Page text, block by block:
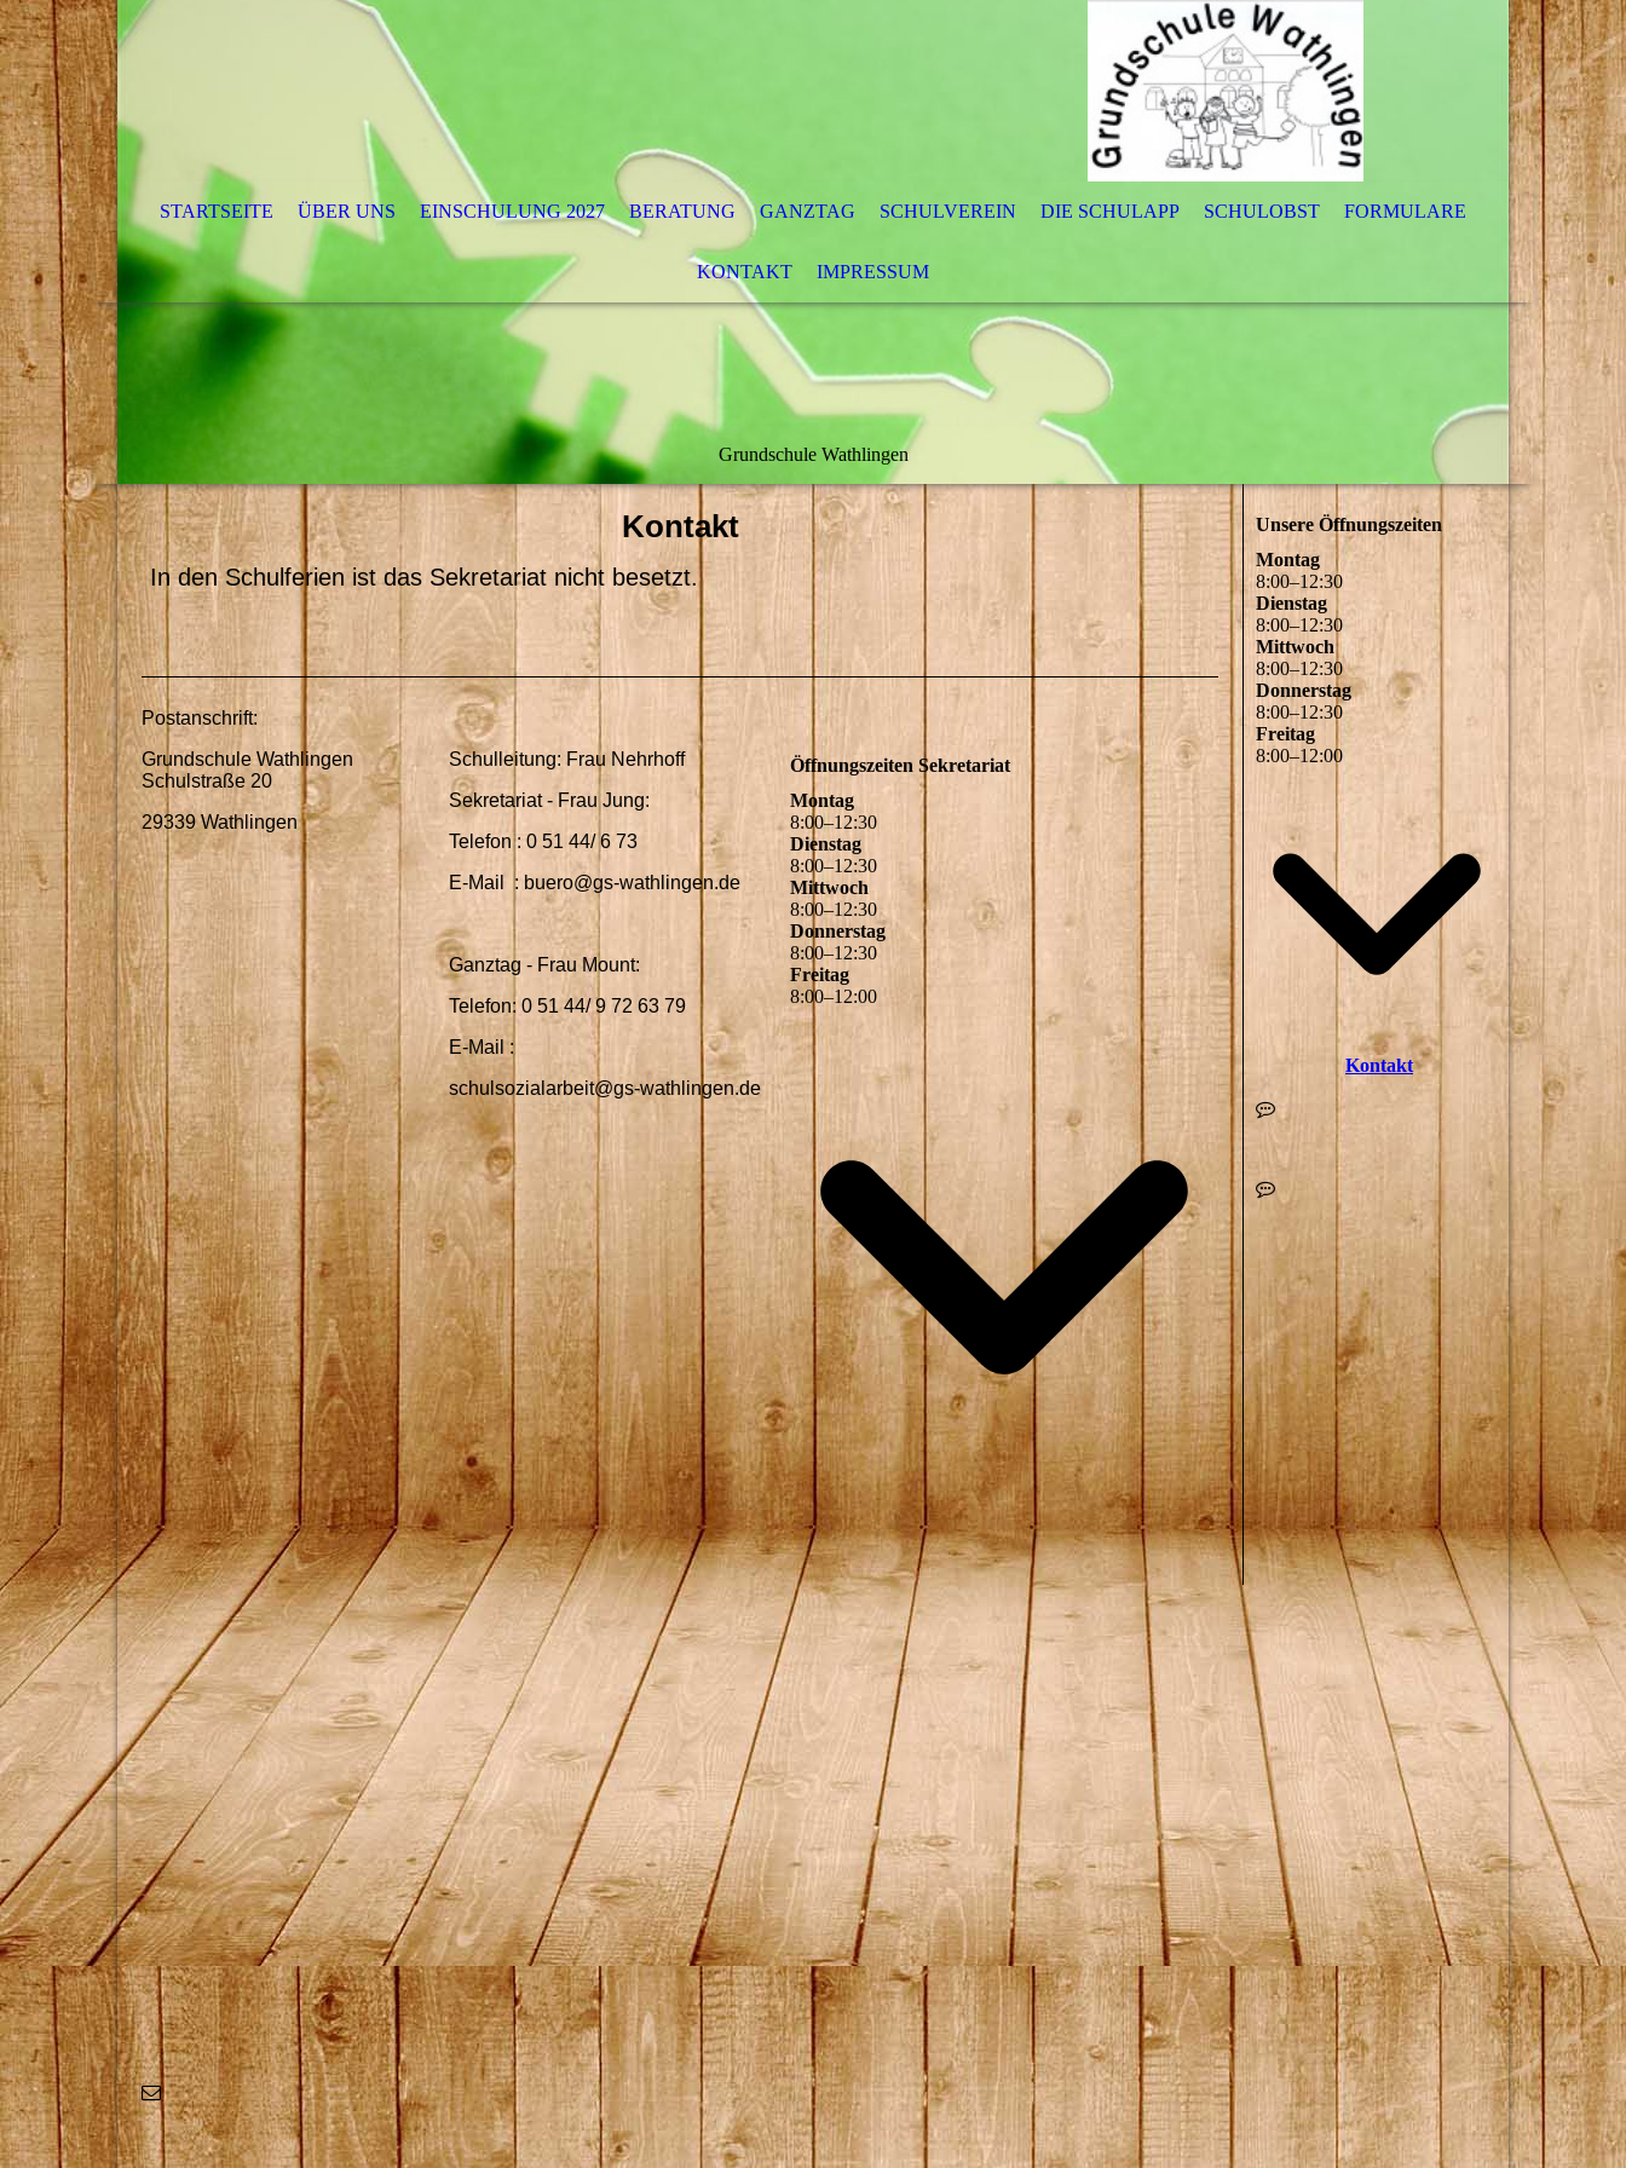
STARTSEITE ÜBER UNS EINSCHULUNG 2027 BERATUNG GANZTAG SCHULVEREIN DIE SCHULAPP SCHULOBST FORMULARE
KONTAKT IMPRESSUM
Grundschule Wathlingen
Kontakt
In den Schulferien ist das Sekretariat nicht besetzt.
Postanschrift:
Grundschule Wathlingen
Schulstraße 20
29339 Wathlingen
Schulleitung: Frau Nehrhoff
Sekretariat - Frau Jung:
Telefon : 0 51 44/ 6 73
E-Mail : buero@gs-wathlingen.de
Ganztag - Frau Mount:
Telefon: 0 51 44/ 9 72 63 79
E-Mail :
schulsozialarbeit@gs-wathlingen.de
Öffnungszeiten Sekretariat
Montag
8:00–12:30
Dienstag
8:00–12:30
Mittwoch
8:00–12:30
Donnerstag
8:00–12:30
Freitag
8:00–12:00
Unsere Öffnungszeiten
Montag
8:00–12:30
Dienstag
8:00–12:30
Mittwoch
8:00–12:30
Donnerstag
8:00–12:30
Freitag
8:00–12:00
Kontakt